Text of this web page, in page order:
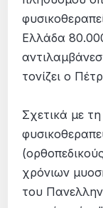
Ελλάδα
τονίζει ο
Σχετικά με
χρόνιων
του